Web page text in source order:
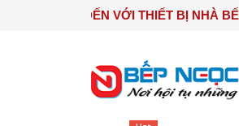
MỪNG BẠN ĐẾN VỚI THIẾT BỊ